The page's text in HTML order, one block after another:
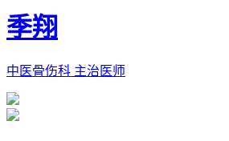
季翔
中医骨伤科 主治医师